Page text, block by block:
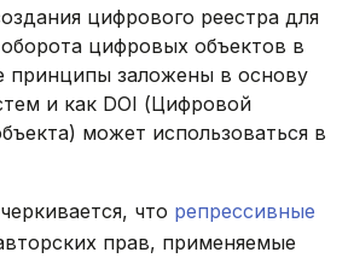
цифрового реестра для
цифровых объектов в
принципы заложены в основу
и как DOI (Цифровой
может использоваться в
что репрессивные
прав, применяемые